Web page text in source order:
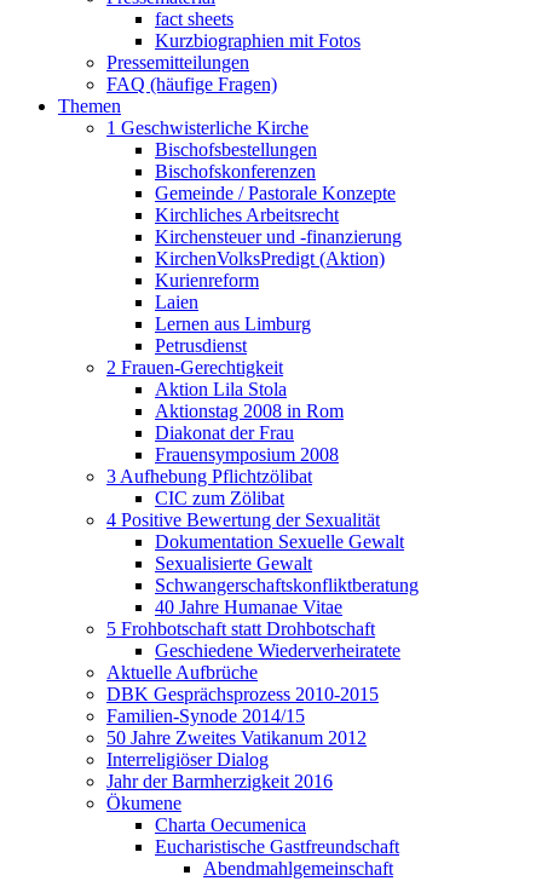
fact sheets
Kurzbiographien mit Fotos
Pressemitteilungen
FAQ (häufige Fragen)
Themen
1 Geschwisterliche Kirche
Bischofsbestellungen
Bischofskonferenzen
Gemeinde / Pastorale Konzepte
Kirchliches Arbeitsrecht
Kirchensteuer und -finanzierung
KirchenVolksPredigt (Aktion)
Kurienreform
Laien
Lernen aus Limburg
Petrusdienst
2 Frauen-Gerechtigkeit
Aktion Lila Stola
Aktionstag 2008 in Rom
Diakonat der Frau
Frauensymposium 2008
3 Aufhebung Pflichtzölibat
CIC zum Zölibat
4 Positive Bewertung der Sexualität
Dokumentation Sexuelle Gewalt
Sexualisierte Gewalt
Schwangerschaftskonfliktberatung
40 Jahre Humanae Vitae
5 Frohbotschaft statt Drohbotschaft
Geschiedene Wiederverheiratete
Aktuelle Aufbrüche
DBK Gesprächsprozess 2010-2015
Familien-Synode 2014/15
50 Jahre Zweites Vatikanum 2012
Interreligiöser Dialog
Jahr der Barmherzigkeit 2016
Ökumene
Charta Oecumenica
Eucharistische Gastfreundschaft
Abendmahlgemeinschaft